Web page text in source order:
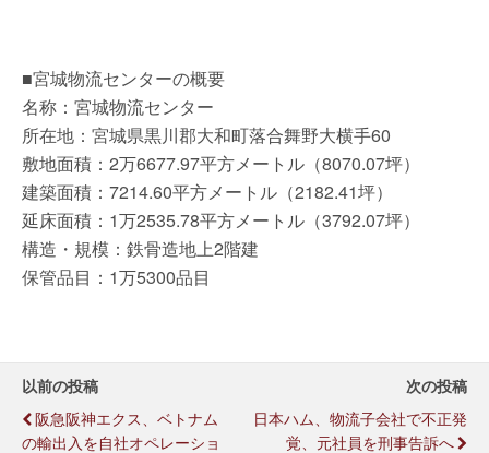
■宮城物流センターの概要
名称：宮城物流センター
所在地：宮城県黒川郡大和町落合舞野大横手60
敷地面積：2万6677.97平方メートル（8070.07坪）
建築面積：7214.60平方メートル（2182.41坪）
延床面積：1万2535.78平方メートル（3792.07坪）
構造・規模：鉄骨造地上2階建
保管品目：1万5300品目
以前の投稿
阪急阪神エクス、ベトナム
の輸出入を自社オペレーショ
次の投稿
日本ハム、物流子会社で不正発
覚、元社員を刑事告訴へ